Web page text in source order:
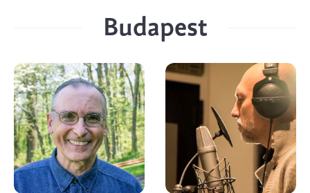
Budapest